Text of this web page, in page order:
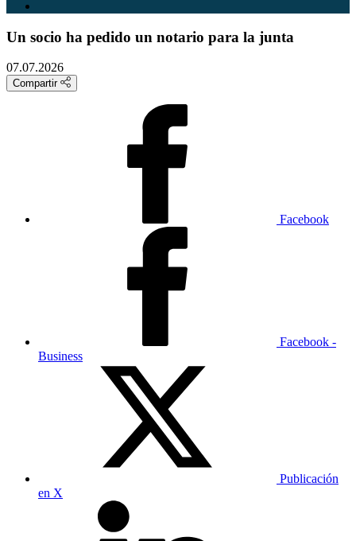
Un socio ha pedido un notario para la junta
07.07.2026
Compartir
Facebook
Facebook -
Business
Publicación
en X